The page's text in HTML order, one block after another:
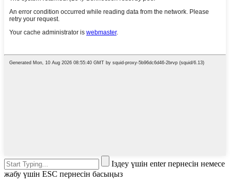
Іздеу үшін enter пернесін немесе
жабу үшін ESC пернесін басыңыз